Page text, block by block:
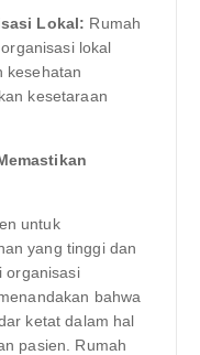
Lokal: Rumah
lokal
kesehatan
kesetaraan
untuk
yang tinggi dan
organisasi
bahwa
ketat dalam hal
pasien. Rumah